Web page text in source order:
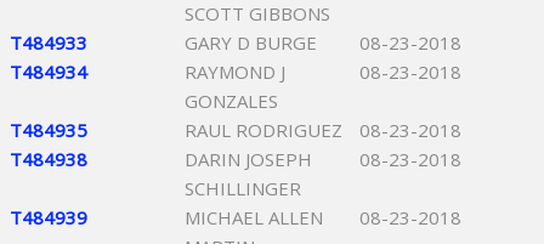
SCOTT GIBBONS
T484933 GARY D BURGE
08-23-2018
T484934
RAYMOND J
GONZALES
08-23-2018
T484935 RAUL RODRIGUEZ
08-23-2018
T484938
DARIN JOSEPH
SCHILLINGER
08-23-2018
T484939
MICHAEL ALLEN
08-23-2018